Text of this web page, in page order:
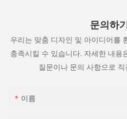
문의하
우리는 맞춤 디자인 및 아이디어를
충족시킬 수 있습니다. 자세한 내용
질문이나 문의 사항으로
이름